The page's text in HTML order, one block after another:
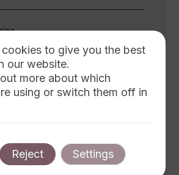
envío gratis para pedidos
cookies to give you the best
our website.
more about which
using or switch them off in
Reject Settings